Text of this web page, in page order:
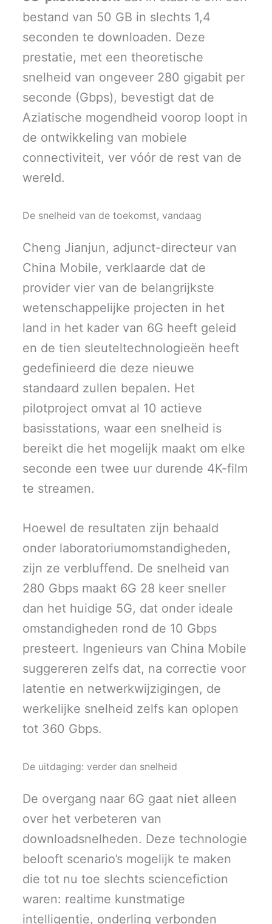
bestand van 50 GB in slechts 1,4
seconden te downloaden. Deze
prestatie, met een theoretische
snelheid van ongeveer 280 gigabit per
seconde (Gbps), bevestigt dat de
Aziatische mogendheid voorop loopt in
de ontwikkeling van mobiele
connectiviteit, ver vóór de rest van de
wereld.
De snelheid van de toekomst, vandaag
Cheng Jianjun, adjunct-directeur van
China Mobile, verklaarde dat de
provider vier van de belangrijkste
wetenschappelijke projecten in het
land in het kader van 6G heeft geleid
en de tien sleuteltechnologieën heeft
gedefinieerd die deze nieuwe
standaard zullen bepalen. Het
pilotproject omvat al 10 actieve
basisstations, waar een snelheid is
bereikt die het mogelijk maakt om elke
seconde een twee uur durende 4K-film
te streamen.
Hoewel de resultaten zijn behaald
onder laboratoriumomstandigheden,
zijn ze verbluffend. De snelheid van
280 Gbps maakt 6G 28 keer sneller
dan het huidige 5G, dat onder ideale
omstandigheden rond de 10 Gbps
presteert. Ingenieurs van China Mobile
suggereren zelfs dat, na correctie voor
latentie en netwerkwijzigingen, de
werkelijke snelheid zelfs kan oplopen
tot 360 Gbps.
De uitdaging: verder dan snelheid
De overgang naar 6G gaat niet alleen
over het verbeteren van
downloadsnelheden. Deze technologie
belooft scenario’s mogelijk te maken
die tot nu toe slechts sciencefiction
waren: realtime kunstmatige
intelligentie, onderling verbonden